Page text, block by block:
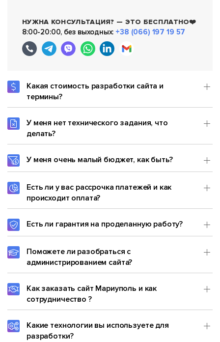
НУЖНА КОНСУЛЬТАЦИЯ? — ЭТО БЕСПЛАТНО❤️
8:00-20:00, без выходных: +38 (066) 197 19 57
Какая стоимость разработки сайта и
термины?
У меня нет технического задания, что
делать?
У меня очень малый бюджет, как быть?
Есть ли у вас рассрочка платежей и как
происходит оплата?
Есть ли гарантия на проделанную работу?
Поможете ли разобраться с
администрированием сайта?
Как заказать сайт Мариуполь и как
сотрудничество ?
Какие технологии вы используете для
разработки?